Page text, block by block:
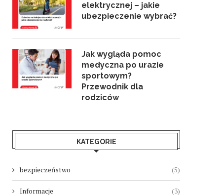
elektrycznej – jakie
ubezpieczenie wybrać?
Jak wygląda pomoc
medyczna po urazie
sportowym?
Przewodnik dla
rodziców
KATEGORIE
bezpieczeństwo (5)
Informacje (3)